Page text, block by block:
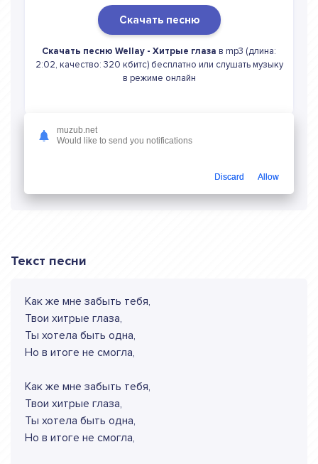
Скачать песню
Скачать песню Wellay - Хитрые глаза в mp3 (длина:
2:02, качество: 320 кбитс) бесплатно или слушать музыку
в режиме онлайн
Текст песни
Как же мне забыть тебя,
Твои хитрые глаза,
Ты хотела быть одна,
Но в итоге не смогла,
Как же мне забыть тебя,
Твои хитрые глаза,
Ты хотела быть одна,
Но в итоге не смогла,
muzub.net
Would like to send you notifications
Discard Allow